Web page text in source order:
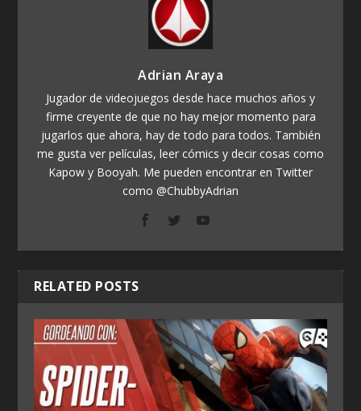
Adrian Araya
Jugador de videojuegos desde hace muchos años y
firme creyente de que no hay mejor momento para
jugarlos que ahora, hay de todo para todos. También
me gusta ver películas, leer cómics y decir cosas como
Kapow y Booyah. Me pueden encontrar en Twitter
como @ChubbyAdrian
RELATED POSTS